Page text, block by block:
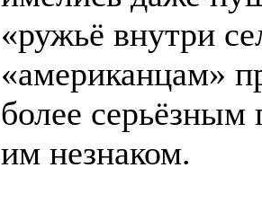
«ружьё внутри
«американцам»
более
им незнаком.